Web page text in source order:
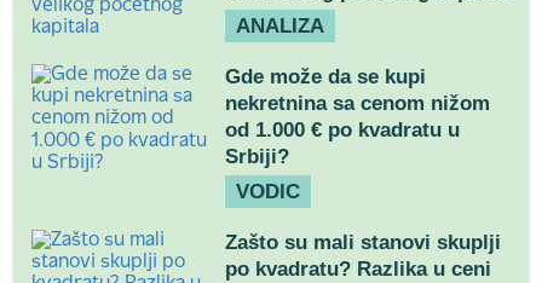
ANALIZA
Gde može da se kupi
nekretnina sa cenom nižom
od 1.000 € po kvadratu u
Srbiji?
VODIC
Zašto su mali stanovi skuplji
po kvadratu? Razlika u ceni